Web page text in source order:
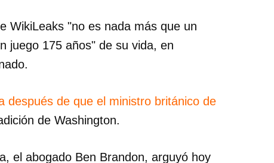
has de iniciar sesión con tu
WikiLeaks "no es nada más que un
juego 175 años" de su vida, en
después de que el ministro británico de
de Washington.
el abogado Ben Brandon, arguyó hoy